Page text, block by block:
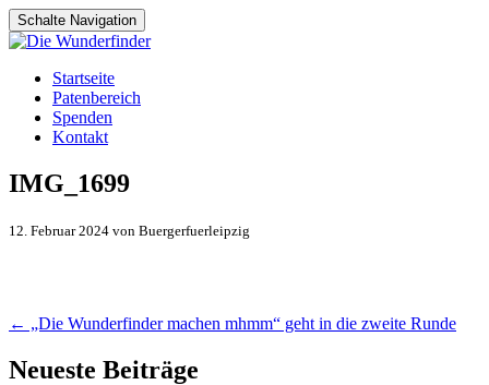
Schalte Navigation
Zum
Inhalt
springen
Startseite
Patenbereich
Spenden
Kontakt
IMG_1699
12. Februar 2024 von Buergerfuerleipzig
Artikel-
Navigation
← „Die Wunderfinder machen mhmm“ geht in die zweite Runde
Neueste Beiträge